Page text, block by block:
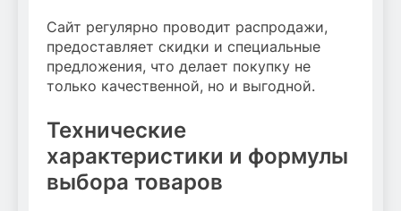
Сайт регулярно проводит распродажи,
предоставляет скидки и специальные
предложения, что делает покупку не
только качественной, но и выгодной.
Технические
характеристики и формулы
выбора товаров